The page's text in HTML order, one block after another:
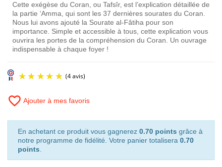
Cette exégèse du Coran, ou Tafsîr, est l’explication détaillée de
la partie ‘Amma, qui sont les 37 dernières sourates du Coran.
Nous lui avons ajouté la Sourate al-Fâtiha pour son
importance. Simple et accessible à tous, cette explication vous
ouvrira les portes de la compréhension du Coran. Un ouvrage
indispensable à chaque foyer !
favorite_border Ajouter à mes favoris
En achetant ce produit vous gagnerez 0.70 points grâce à
notre programme de fidélité. Votre panier totalisera 0.70
points